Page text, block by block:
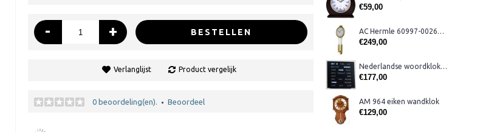
€59,00
AC Hermle 60997-00261 wandklok
€249,00
Nederlandse woordklok zwart AMS 1265
€177,00
AM 964 eiken wandklok
€129,00
- + BESTELLEN
Verlanglijst Product vergelijk
0 beoordeling(en). • Beoordeel